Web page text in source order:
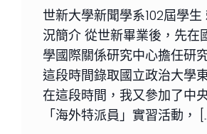
世新大學新聞學系102屆學
況簡介 從世新畢業後，先在
學國際關係研究中心擔任研
這段時間錄取國立政治大學
在這段時間，我又參加了中
「海外特派員」實習活動，